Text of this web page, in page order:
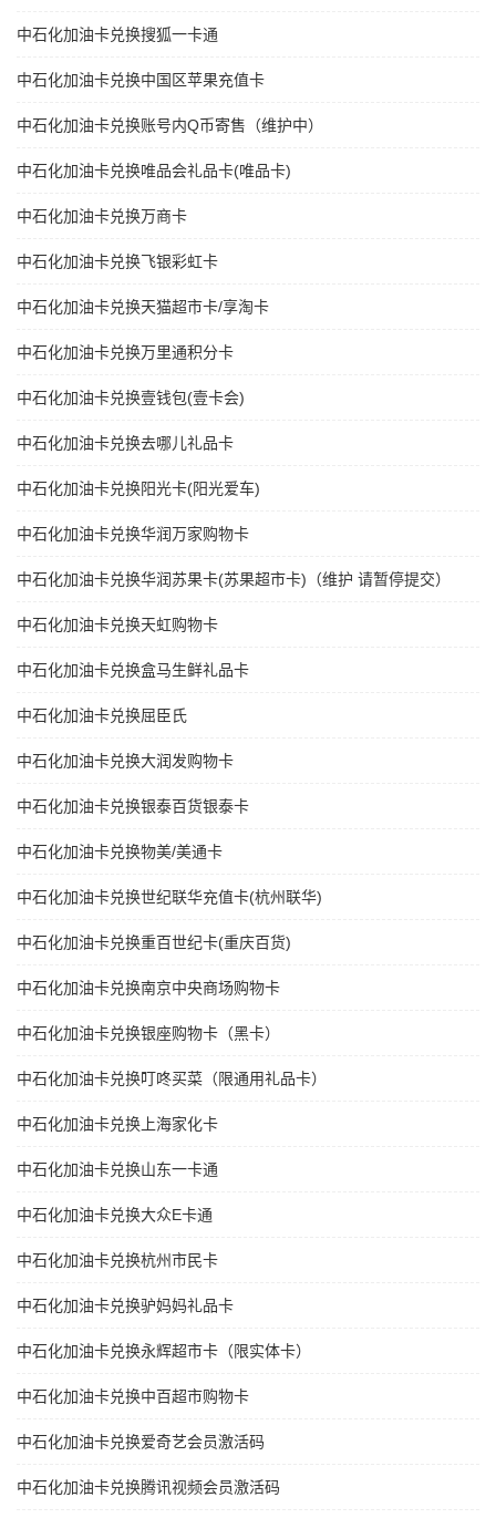
中石化加油卡兑换搜狐一卡通
中石化加油卡兑换中国区苹果充值卡
中石化加油卡兑换账号内Q币寄售（维护中）
中石化加油卡兑换唯品会礼品卡(唯品卡)
中石化加油卡兑换万商卡
中石化加油卡兑换飞银彩虹卡
中石化加油卡兑换天猫超市卡/享淘卡
中石化加油卡兑换万里通积分卡
中石化加油卡兑换壹钱包(壹卡会)
中石化加油卡兑换去哪儿礼品卡
中石化加油卡兑换阳光卡(阳光爱车)
中石化加油卡兑换华润万家购物卡
中石化加油卡兑换华润苏果卡(苏果超市卡)（维护 请暂停提交）
中石化加油卡兑换天虹购物卡
中石化加油卡兑换盒马生鲜礼品卡
中石化加油卡兑换屈臣氏
中石化加油卡兑换大润发购物卡
中石化加油卡兑换银泰百货银泰卡
中石化加油卡兑换物美/美通卡
中石化加油卡兑换世纪联华充值卡(杭州联华)
中石化加油卡兑换重百世纪卡(重庆百货)
中石化加油卡兑换南京中央商场购物卡
中石化加油卡兑换银座购物卡（黑卡）
中石化加油卡兑换叮咚买菜（限通用礼品卡）
中石化加油卡兑换上海家化卡
中石化加油卡兑换山东一卡通
中石化加油卡兑换大众E卡通
中石化加油卡兑换杭州市民卡
中石化加油卡兑换驴妈妈礼品卡
中石化加油卡兑换永辉超市卡（限实体卡）
中石化加油卡兑换中百超市购物卡
中石化加油卡兑换爱奇艺会员激活码
中石化加油卡兑换腾讯视频会员激活码